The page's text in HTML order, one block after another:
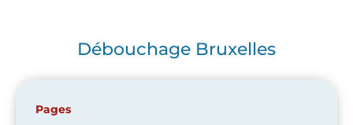
Débouchage Bruxelles
Pages